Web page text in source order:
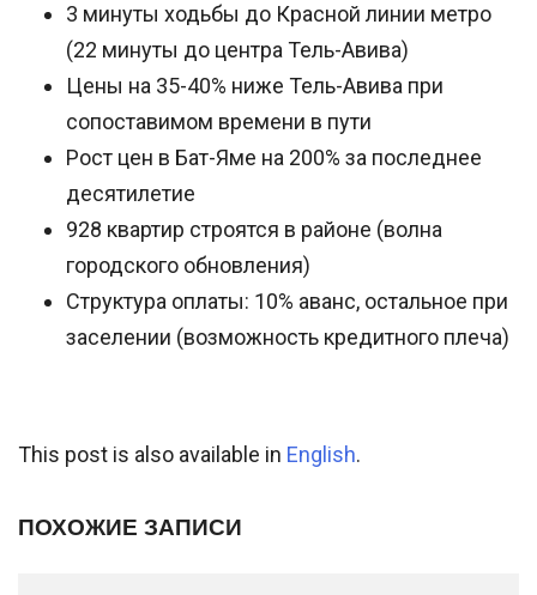
3 минуты ходьбы до Красной линии метро
(22 минуты до центра Тель-Авива)
Цены на 35-40% ниже Тель-Авива при
сопоставимом времени в пути
Рост цен в Бат-Яме на 200% за последнее
десятилетие
928 квартир строятся в районе (волна
городского обновления)
Структура оплаты: 10% аванс, остальное при
заселении (возможность кредитного плеча)
This post is also available in English.
ПОХОЖИЕ ЗАПИСИ